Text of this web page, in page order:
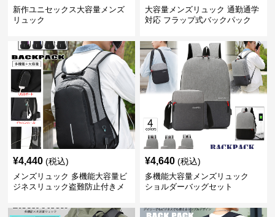
新作ユニセックス大容量メンズ
リュック
大容量メンズリュック 通勤通学
対応 フラップ式バックパック
¥4,440 (税込)
メンズリュック 多機能大容量ビ
ジネスリュック盗難防止付きメ
¥4,640 (税込)
多機能大容量メンズリュック
ショルダーバッグセット